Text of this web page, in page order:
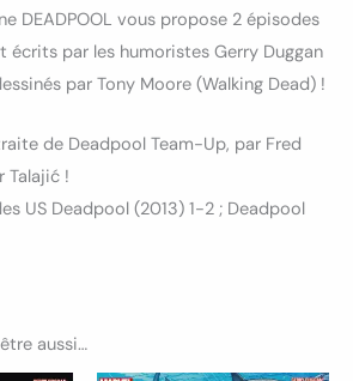
DEADPOOL vous propose 2 épisodes
écrits par les humoristes Gerry Duggan
par Tony Moore (Walking Dead) !
de Deadpool Team-Up, par Fred
Talajić !
US Deadpool (2013) 1-2 ; Deadpool
aussi…